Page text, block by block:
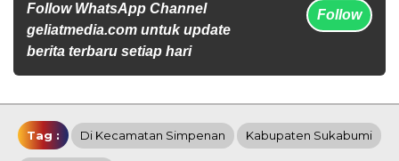
Follow WhatsApp Channel
geliatmedia.com untuk update
berita terbaru setiap hari
Follow
Tag : Di Kecamatan Simpenan Kabupaten Sukabumi